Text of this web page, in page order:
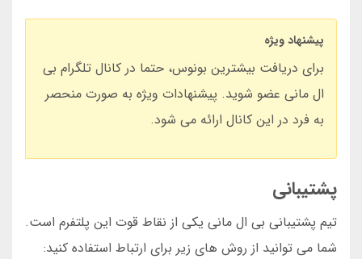
پیشنهاد ویژه
برای دریافت بیشترین بونوس، حتما در کانال تلگرام بی
ال مانی عضو شوید. پیشنهادات ویژه به صورت منحصر
به فرد در این کانال ارائه می شود.
پشتیبانی
تیم پشتیبانی بی ال مانی یکی از نقاط قوت این پلتفرم است.
شما می توانید از روش های زیر برای ارتباط استفاده کنید: